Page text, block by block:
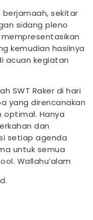
sekitar
sidang pleno
kemudian hasilnya
acuan kegiatan
SWT Raker di hari
yang direncanakan
optimal. Hanya
dan
setiap agenda
untuk semua
Wallahu’alam